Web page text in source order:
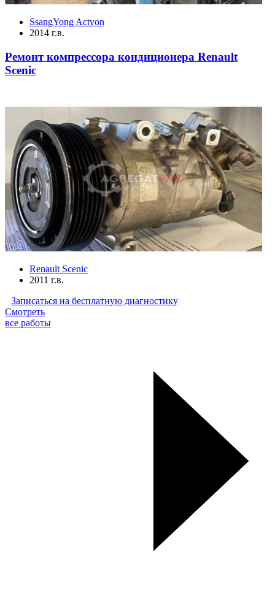
SsangYong Actyon
2014 г.в.
Ремонт компрессора кондиционера Renault
Scenic
Renault Scenic
2011 г.в.
Записаться на бесплатную диагностику
Смотреть
все работы